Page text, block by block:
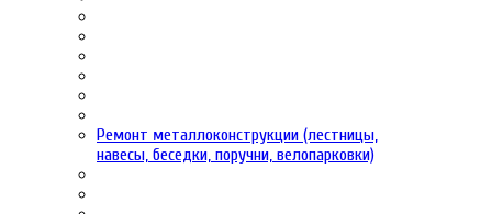
Ремонт металлоконструкции (лестницы,
навесы, беседки, поручни, велопарковки)